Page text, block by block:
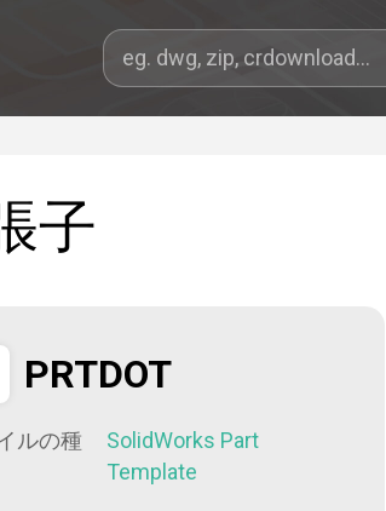
子
PRTDOT
ルの種
SolidWorks Part
Template